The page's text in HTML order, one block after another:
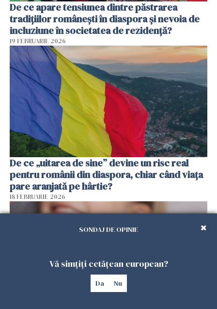
De ce apare tensiunea dintre păstrarea
tradițiilor românești în diaspora și nevoia de
incluziune în societatea de rezidență?
19 FEBRUARIE 2026
De ce „uitarea de sine” devine un risc real
pentru românii din diaspora, chiar când viața
pare aranjată pe hârtie?
18 FEBRUARIE 2026
SONDAJ DE OPINIE
Vă simțiți cetățean european?
Da Nu